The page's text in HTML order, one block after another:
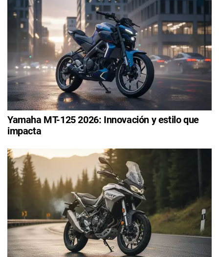
Yamaha MT-125 2026: Innovación y estilo que
impacta